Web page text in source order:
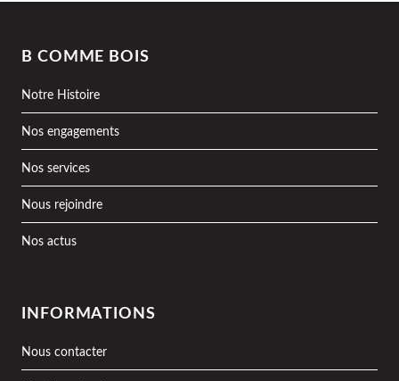
B COMME BOIS
Notre Histoire
Nos engagements
Nos services
Nous rejoindre
Nos actus
INFORMATIONS
Nous contacter